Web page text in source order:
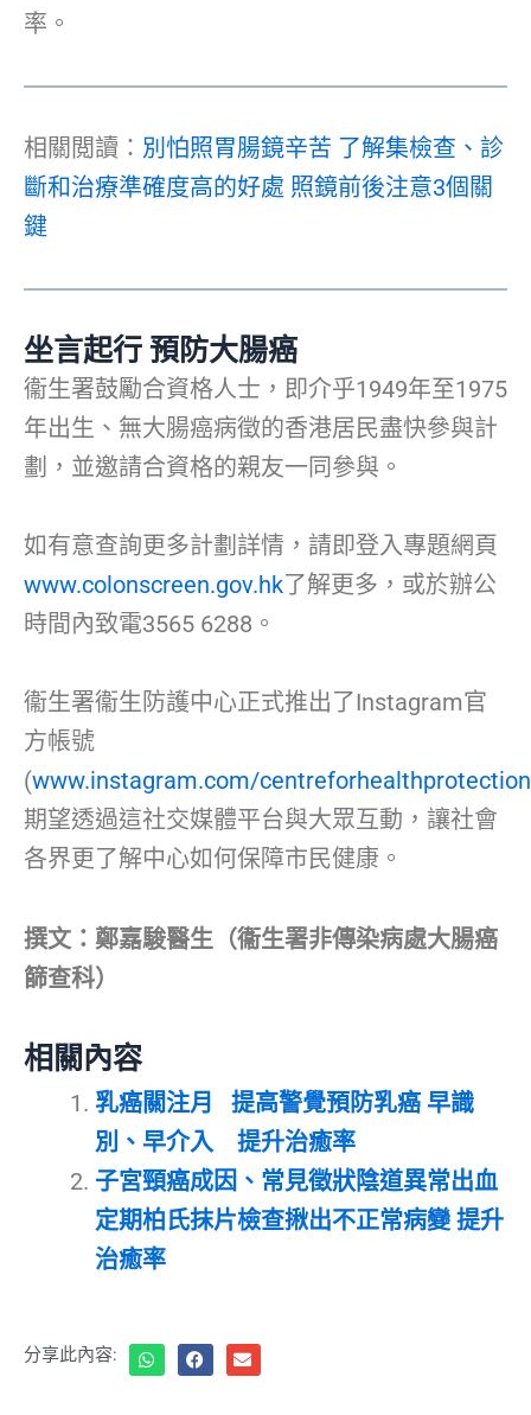
率。
相關閲讀： 別怕照胃腸鏡辛苦 了解集檢查、診
斷和治療準確度高的好處 照鏡前後注意3個關
鍵
坐言起行 預防大腸癌
衞生署鼓勵合資格人士，即介乎1949年至1975
年出生、無大腸癌病徵的香港居民盡快參與計
劃，並邀請合資格的親友一同參與。
如有意查詢更多計劃詳情，請即登入專題網頁
www.colonscreen.gov.hk了解更多，或於辦公
時間內致電3565 6288。
衞生署衞生防護中心正式推出了Instagram官
方帳號
(www.instagram.com/centreforhealthprotection
期望透過這社交媒體平台與大眾互動，讓社會
各界更了解中心如何保障市民健康。
撰文：鄭嘉駿醫生（衞生署非傳染病處大腸癌
篩查科）
相關內容
乳癌關注月 提高警覺預防乳癌 早識
別、早介入 提升治癒率
子宮頸癌成因、常見徵狀陰道異常出血
定期柏氏抹片檢查揪出不正常病變 提升
治癒率
分享此內容: